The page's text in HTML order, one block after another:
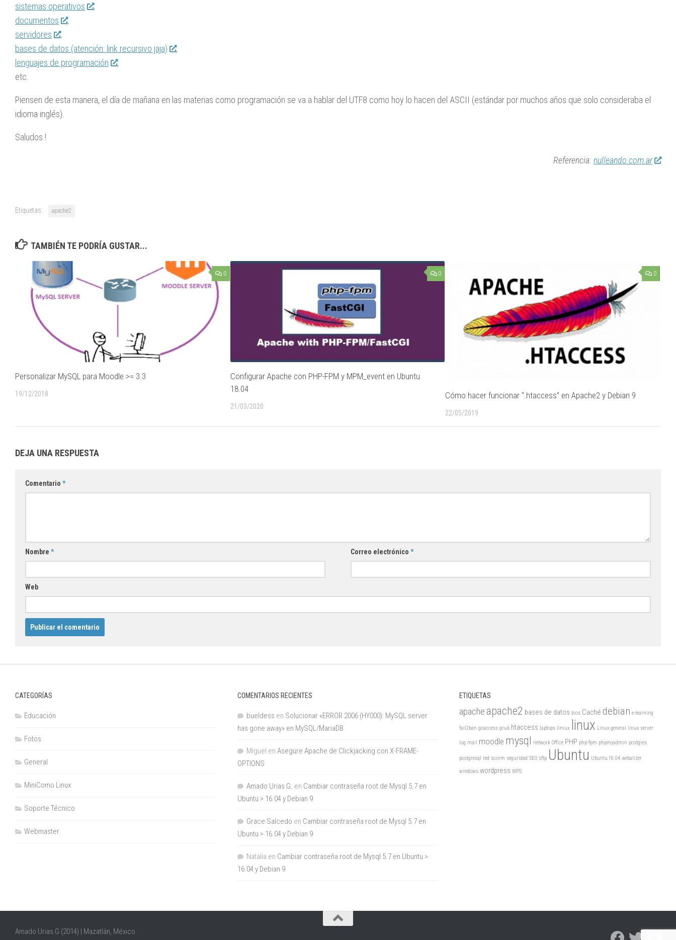
sistemas operativos
,
documentos
,
servidores
,
bases de datos (atención: link recursivo jaja)
,
lenguajes de programación
,
etc.
Piensen de esta manera, el día de mañana en las materias como programación se va a hablar del UTF8 como hoy lo hacen del ASCII (estándar por muchos años que solo consideraba el
idioma inglés).
Saludos !
Referencia:nulleando.com.ar
Etiquetas: apache2
TAMBIÉN TE PODRÍA GUSTAR...
0
Personalizar MySQL para Moodle >= 3.3
19/12/2018
0
Configurar Apache con PHP-FPM y MPM_event en Ubuntu
18.04
21/03/2020
0
Cómo hacer funcionar “.htaccess” en Apache2 y Debian 9
22/05/2019
DEJA UNA RESPUESTA
Comentario *
Nombre * Correo electrónico *
Web
CATEGORÍAS
Educación
Fotos
General
MiniComo Linux
Soporte Técnico
Webmaster
COMENTARIOS RECIENTES
bueldess en Solucionar «ERROR 2006 (HY000): MySQL server
has gone away» en MySQL/MariaDB
Miguel en Asegure Apache de Clickjacking con X-FRAME-
OPTIONS
Amado Urias G. en Cambiar contraseña root de Mysql 5.7 en
Ubuntu > 16.04 y Debian 9
Grace Salcedo en Cambiar contraseña root de Mysql 5.7 en
Ubuntu > 16.04 y Debian 9
Natalia en Cambiar contraseña root de Mysql 5.7 en Ubuntu >
16.04 y Debian 9
ETIQUETAS
apache apache2 bases de datos bios Caché debian e-learning
fail2ban goaccess grub htaccess laptops liniux linux Linux general linux server
log mail moodle mysql network Office PHP php-fpm phpmyadmin postgres
postgresql red scorm seguridad SEO sftp Ubuntu Ubuntu 16.04 webalizer
windows wordpress WPS
Amado Urias G (2014) | Mazatlán, México.